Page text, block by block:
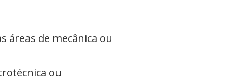
áreas de mecânica ou
ou